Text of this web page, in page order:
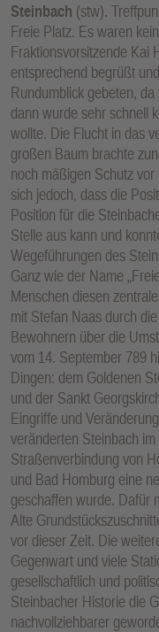
Steinbach (stw).
Freie Platz. Es waren
Fraktionsvorsitzende Kai
entsprechend begrüßt
Rundumblick gebeten,
dann wurde sehr schnell
wollte. Die Flucht in das
großen Baum brachte
noch mäßigen Schutz
sich jedoch, dass die
Position für die
Stelle aus kann und
Wegeführungen des
Ganz wie der Name
Menschen diesen
mit Stefan Naas durch
Bewohnern über die
vom 14. September 789
Dingen: dem Goldenen
und der Sankt
Eingriffe und
veränderten Steinbach
Straßenverbindung von
und Bad Homburg eine
geschaffen wurde. Dafür
Alte
vor dieser Zeit. Die
Gegenwart und viele
gesellschaftlich und
Steinbacher Historie die
nachvollziehbarer